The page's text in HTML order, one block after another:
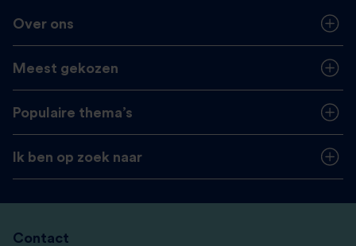
Over ons
Meest gekozen
Populaire thema’s
Ik ben op zoek naar
Contact